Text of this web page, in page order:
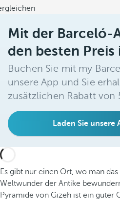
Mit der Barceló-
den besten Preis
Buchen Sie mit my
unsere App und Sie
zusätzlichen Rabatt von
Laden Sie unsere
Es gibt nur einen Ort, wo man
Weltwunder der Antike
Pyramide von Gizeh ist ein guter